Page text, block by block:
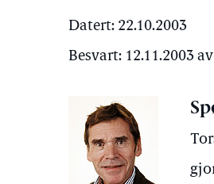
Datert: 22.10.2003
Besvart: 12.11.2003